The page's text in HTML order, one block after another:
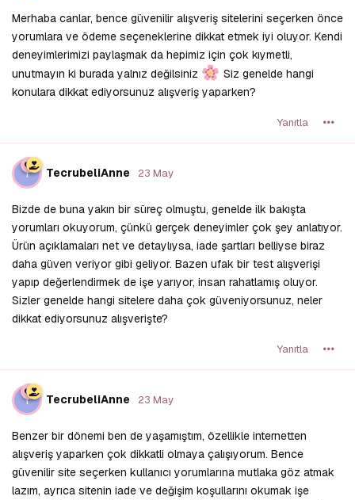
Merhaba canlar, bence güvenilir alışveriş sitelerini seçerken önce
yorumlara ve ödeme seçeneklerine dikkat etmek iyi oluyor. Kendi
deneyimlerimizi paylaşmak da hepimiz için çok kıymetli,
unutmayın ki burada yalnız değilsiniz
Siz genelde hangi
konulara dikkat ediyorsunuz alışveriş yaparken?
Yanıtla
T TecrubeliAnne 23 May
Bizde de buna yakın bir süreç olmuştu, genelde ilk bakışta
yorumları okuyorum, çünkü gerçek deneyimler çok şey anlatıyor.
Ürün açıklamaları net ve detaylıysa, iade şartları belliyse biraz
daha güven veriyor gibi geliyor. Bazen ufak bir test alışverişi
yapıp değerlendirmek de işe yarıyor, insan rahatlamış oluyor.
Sizler genelde hangi sitelere daha çok güveniyorsunuz, neler
dikkat ediyorsunuz alışverişte?
Yanıtla
T TecrubeliAnne 23 May
Benzer bir dönemi ben de yaşamıştım, özellikle internetten
alışveriş yaparken çok dikkatli olmaya çalışıyorum. Bence
güvenilir site seçerken kullanıcı yorumlarına mutlaka göz atmak
lazım, ayrıca sitenin iade ve değişim koşullarını okumak işe